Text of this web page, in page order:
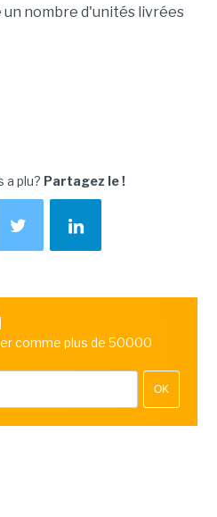
nombre d'unités livrées
a plu? Partagez le !
comme plus de 50000
OK